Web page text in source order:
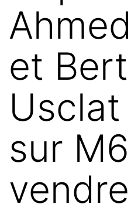
et
sur M6